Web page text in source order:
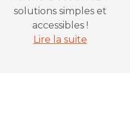
fermer la maison
bien éclairer sa
solutions simples et
accessibles !
Canicule à la
Lire la suite